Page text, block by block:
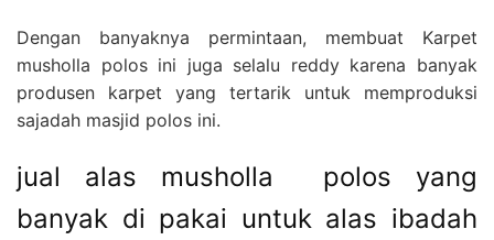
Dengan banyaknya permintaan, membuat Karpet
musholla polos ini juga selalu reddy karena banyak
produsen karpet yang tertarik untuk memproduksi
sajadah masjid polos ini.
jual alas musholla polos yang
banyak di pakai untuk alas ibadah